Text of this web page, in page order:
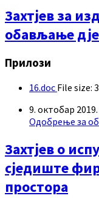
Захтјев за
обављање
Прилози
16.doc File size:
9. октобар 2019.
Одобрење за
Захтјев о
сједиште
простора